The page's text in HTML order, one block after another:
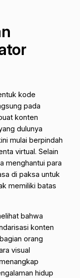
kode
pada
konten
dulunya
mulai berpindah
virtual. Selain
menghantui para
di paksa untuk
memiliki batas
bahwa
konten
orang
visual
hidup